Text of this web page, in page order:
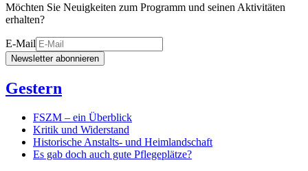
Möchten Sie Neuigkeiten zum Programm und seinen Aktivitäten
erhalten?
E-Mail
Newsletter abonnieren
Gestern
FSZM – ein Überblick
Kritik und Widerstand
Historische Anstalts- und Heimlandschaft
Es gab doch auch gute Pflegeplätze?